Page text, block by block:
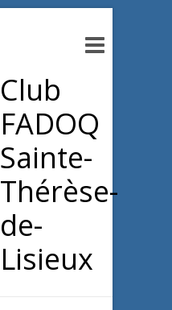
Club
FADOQ
Sainte-
Thérèse-
de-
Lisieux